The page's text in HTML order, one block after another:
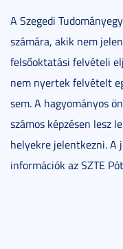
A Szegedi
számára, akik nem
felsőoktatási felvételi
nem nyertek felvételt
sem. A hagyományos
számos képzésen lesz
helyekre jelentkezni. A
információk az SZTE